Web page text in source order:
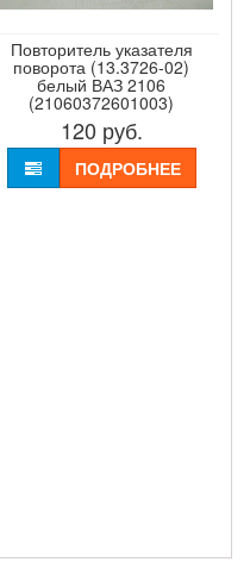
Повторитель указателя
поворота (13.3726-02)
белый ВАЗ 2106
(21060372601003)
120 руб.
ПОДРОБНЕЕ